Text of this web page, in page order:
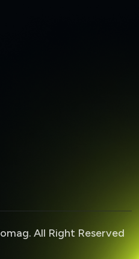
All Right Reserved